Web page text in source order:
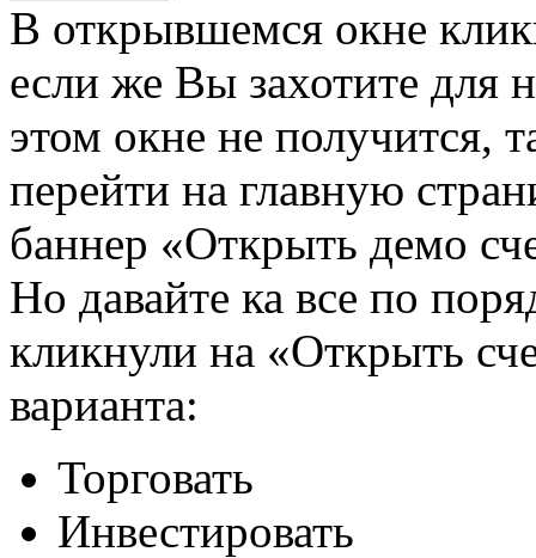
В открывшемся окне
если же Вы захотите для
этом окне не получится,
перейти на главную
баннер «Открыть демо
Но давайте ка все по
кликнули на «Открыть
варианта:
Торговать
Инвестировать